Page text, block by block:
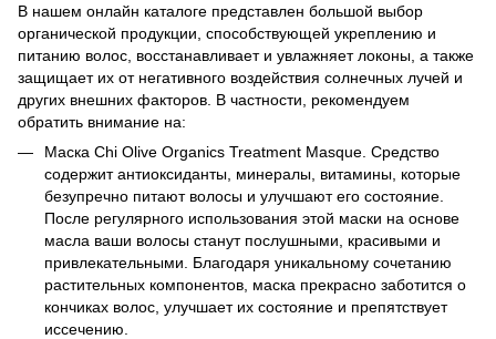
В нашем онлайн каталоге представлен большой выбор
органической продукции, способствующей укреплению и
питанию волос, восстанавливает и увлажняет локоны, а также
защищает их от негативного воздействия солнечных лучей и
других внешних факторов. В частности, рекомендуем
обратить внимание на:
Маска Chi Olive Organics Treatment Masque. Средство
содержит антиоксиданты, минералы, витамины, которые
безупречно питают волосы и улучшают его состояние.
После регулярного использования этой маски на основе
масла ваши волосы станут послушными, красивыми и
привлекательными. Благодаря уникальному сочетанию
растительных компонентов, маска прекрасно заботится о
кончиках волос, улучшает их состояние и препятствует
иссечению.